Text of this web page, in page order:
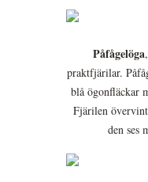
Påfågelöga,
praktfjärilar.
blå ögonfläckar
Fjärilen
den ses